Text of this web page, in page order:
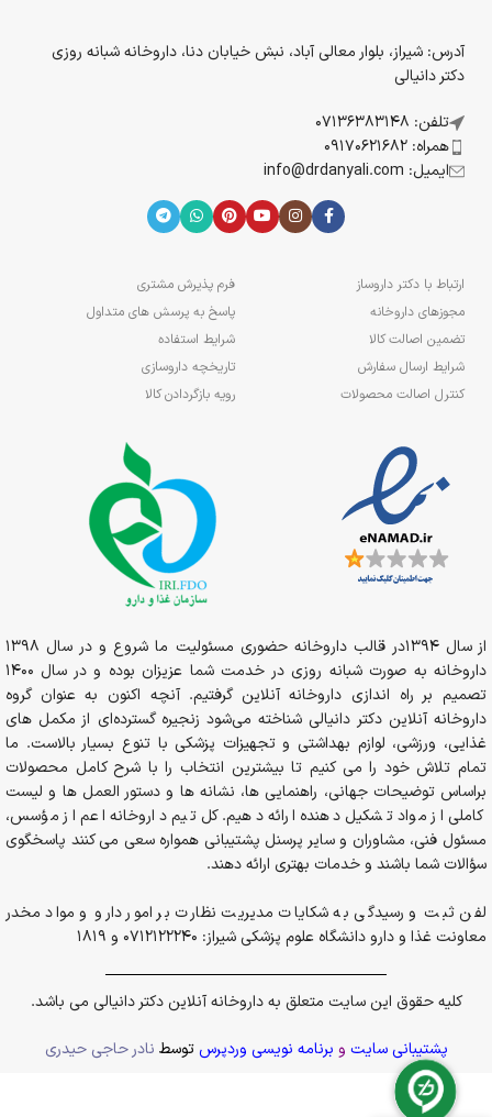
آدرس: شیراز، بلوار معالی آباد، نبش خیابان دنا، داروخانه شبانه روزی
دکتر دانیالی
تلفن: 07136383148
همراه: 09170621682
ایمیل: info@drdanyali.com
ارتباط با دکتر داروساز
مجوزهای داروخانه
تضمین اصالت کالا
شرایط ارسال سفارش
کنترل اصالت محصولات
فرم پذیرش مشتری
پاسخ به پرسش های متداول
شرایط استفاده
تاریخچه داروسازی
رویه بازگردادن کالا
از سال 1394در قالب داروخانه حضوری مسئولیت ما شروع و در سال 1398
داروخانه به صورت شبانه روزی در خدمت شما عزیزان بوده و در سال 1400
تصمیم بر راه اندازی داروخانه آنلاین گرفتیم. آنچه اکنون به عنوان گروه
داروخانه آنلاین دکتر دانیالی شناخته می‌شود زنجیره گسترده‌ای از مکمل های
غذایی، ورزشی، لوازم بهداشتی و تجهیزات پزشکی با تنوع بسیار بالاست. ما
تمام تلاش خود را می کنیم تا بیشترین انتخاب را با شرح کامل محصولات
براساس توضیحات جهانی، راهنمایی ها، نشانه ها و دستور العمل ها و لیست
کاملی از مواد تشکیل دهنده ارائه دهیم. کل تیم داروخانه اعم از مؤسس،
مسئول فنی، مشاوران و سایر پرسنل پشتیبانی همواره سعی می کنند پاسخگوی
سؤالات شما باشند و خدمات بهتری ارائه دهند.
لفن ثبت و رسیدگی به شکایات مدیریت نظارت بر امور دارو و مواد مخدر
معاونت غذا و دارو دانشگاه علوم پزشکی شیراز: 0712122240 و 1819
کلیه حقوق این سایت متعلق به داروخانه آنلاین دکتر دانیالی می باشد.
پشتیبانی سایت و برنامه نویسی وردپرس توسط نادر حاجی حیدری